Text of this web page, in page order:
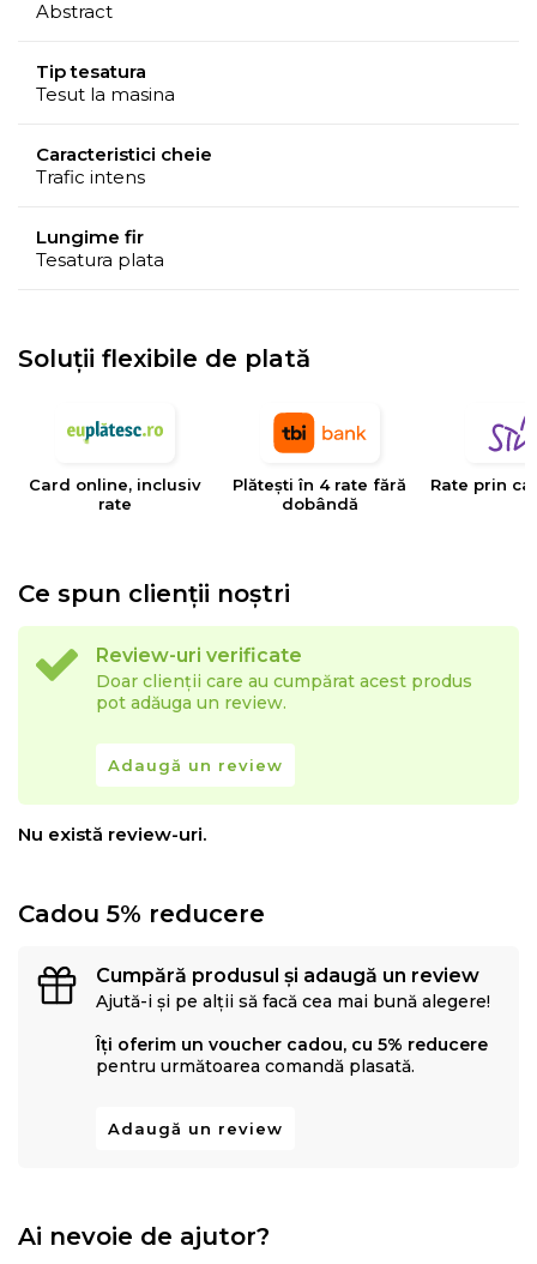
Abstract
Tip tesatura
Tesut la masina
Caracteristici cheie
Trafic intens
Lungime fir
Tesatura plata
Soluții flexibile de plată
Card online, inclusiv
rate
Plătești în 4 rate fără
dobândă
Rate prin
Ce spun clienții noștri
Review-uri verificate
Doar clienții care au cumpărat acest produs
pot adăuga un review.
Adaugă un review
Nu există review-uri.
Cadou 5% reducere
Cumpără produsul și adaugă un review
Ajută-i și pe alții să facă cea mai bună alegere!
Îți oferim un voucher cadou, cu 5% reducere
pentru următoarea comandă plasată.
Adaugă un review
Ai nevoie de ajutor?